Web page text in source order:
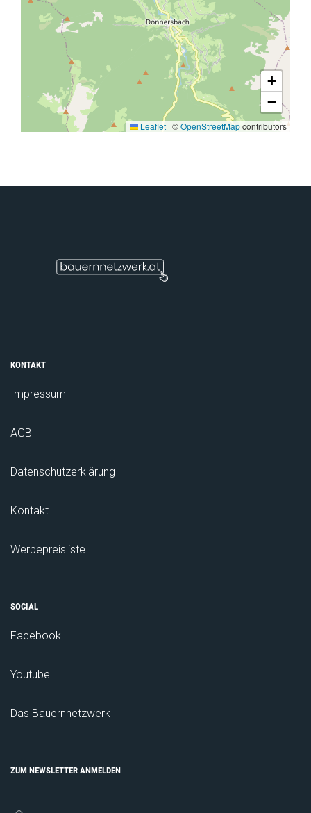
+
−
Leaflet | ©OpenStreetMapcontributors
KONTAKT
Impressum
AGB
Datenschutzerklärung
Kontakt
Werbepreisliste
SOCIAL
Facebook
Youtube
Das Bauernnetzwerk
ZUM NEWSLETTER ANMELDEN